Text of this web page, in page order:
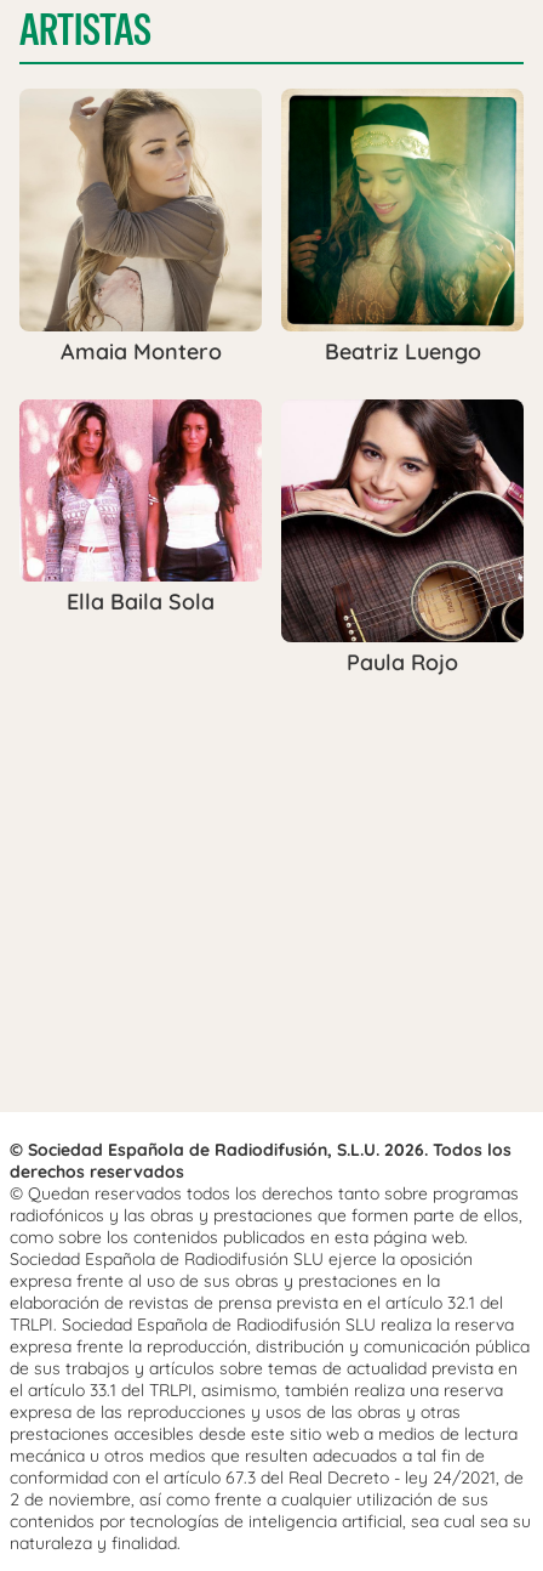
ARTISTAS
Amaia Montero Beatriz Luengo
Ella Baila Sola
Paula Rojo
© Sociedad Española de Radiodifusión, S.L.U. 2026. Todos los
derechos reservados
© Quedan reservados todos los derechos tanto sobre programas
radiofónicos y las obras y prestaciones que formen parte de ellos,
como sobre los contenidos publicados en esta página web.
Sociedad Española de Radiodifusión SLU ejerce la oposición
expresa frente al uso de sus obras y prestaciones en la
elaboración de revistas de prensa prevista en el artículo 32.1 del
TRLPI. Sociedad Española de Radiodifusión SLU realiza la reserva
expresa frente la reproducción, distribución y comunicación pública
de sus trabajos y artículos sobre temas de actualidad prevista en
el artículo 33.1 del TRLPI, asimismo, también realiza una reserva
expresa de las reproducciones y usos de las obras y otras
prestaciones accesibles desde este sitio web a medios de lectura
mecánica u otros medios que resulten adecuados a tal fin de
conformidad con el artículo 67.3 del Real Decreto - ley 24/2021, de
2 de noviembre, así como frente a cualquier utilización de sus
contenidos por tecnologías de inteligencia artificial, sea cual sea su
naturaleza y finalidad.